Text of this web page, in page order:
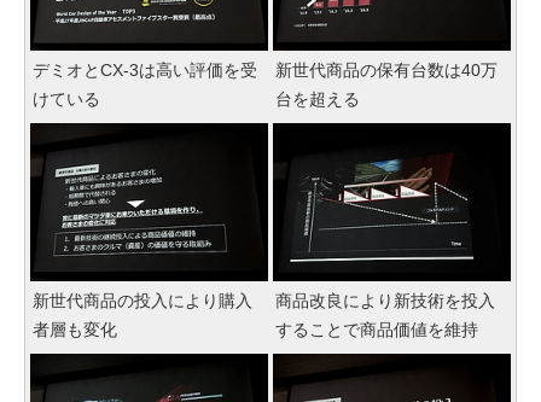
デミオとCX-3は高い評価を受
けている
新世代商品の保有台数は40万
台を超える
新世代商品の投入により購入
者層も変化
商品改良により新技術を投入
することで商品価値を維持